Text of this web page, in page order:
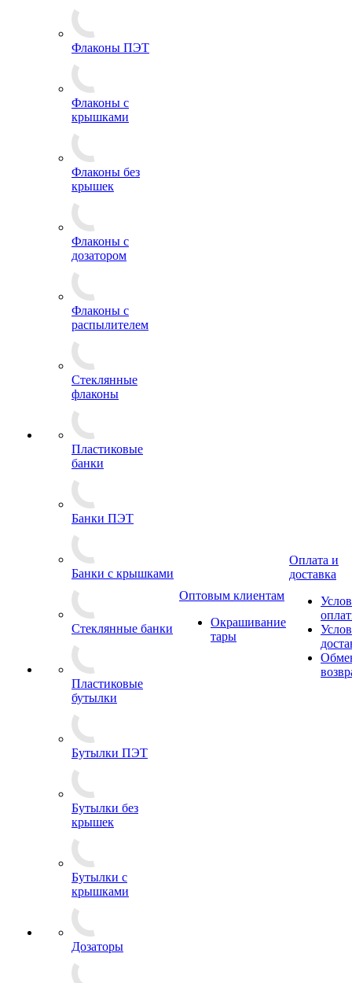
Флаконы ПЭТ
Флаконы с
крышками
Флаконы без
крышек
Флаконы с
дозатором
Флаконы с
распылителем
Стеклянные
флаконы
Пластиковые
банки
Банки ПЭТ
Банки с крышками
Стеклянные банки
Пластиковые
бутылки
Бутылки ПЭТ
Бутылки без
крышек
Бутылки с
крышками
Дозаторы
Оптовым клиентам
Окрашивание
тары
Оплата и
доставка